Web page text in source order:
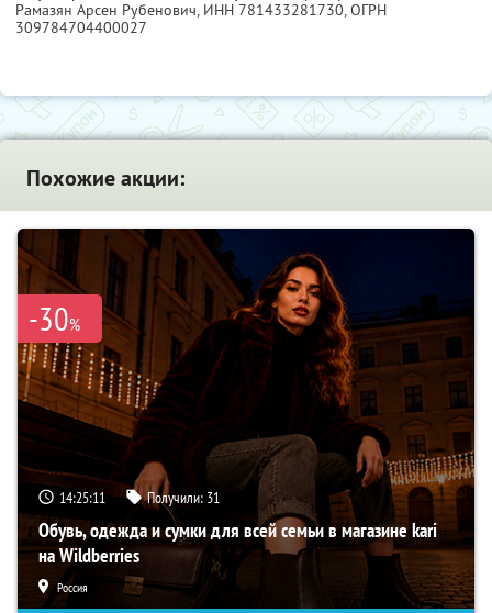
Рамазян Арсен Рубенович, ИНН 781433281730, ОГРН
309784704400027
Похожие акции:
-30%
14:25:10 Получили: 31
Обувь, одежда и сумки для всей семьи в магазине kari
на Wildberries
Россия